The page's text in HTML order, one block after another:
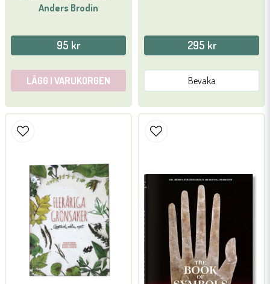
Anders Brodin
95 kr
LÄGG I VARUKORGEN
295 kr
Bevaka